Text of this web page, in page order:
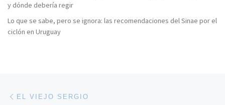
y dónde debería regir
Lo que se sabe, pero se ignora: las recomendaciones del Sinae por el
ciclón en Uruguay
Navegación de entradas
EL VIEJO SERGIO